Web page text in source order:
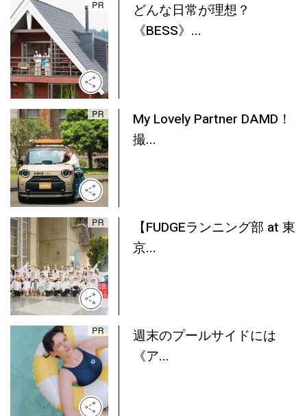
どんな日常が理想？
《BESS》...
My Lovely Partner DAMD！
撮...
【FUDGEランニング部 at 東
京...
週末のプールサイドには
《ア...